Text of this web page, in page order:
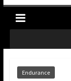
Endurance